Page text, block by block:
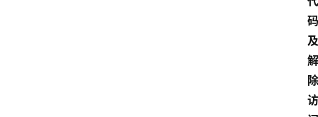
码
及
解
除
访